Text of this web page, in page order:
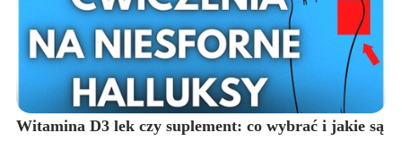
Witamina D3 lek czy suplement: co wybrać i jakie są